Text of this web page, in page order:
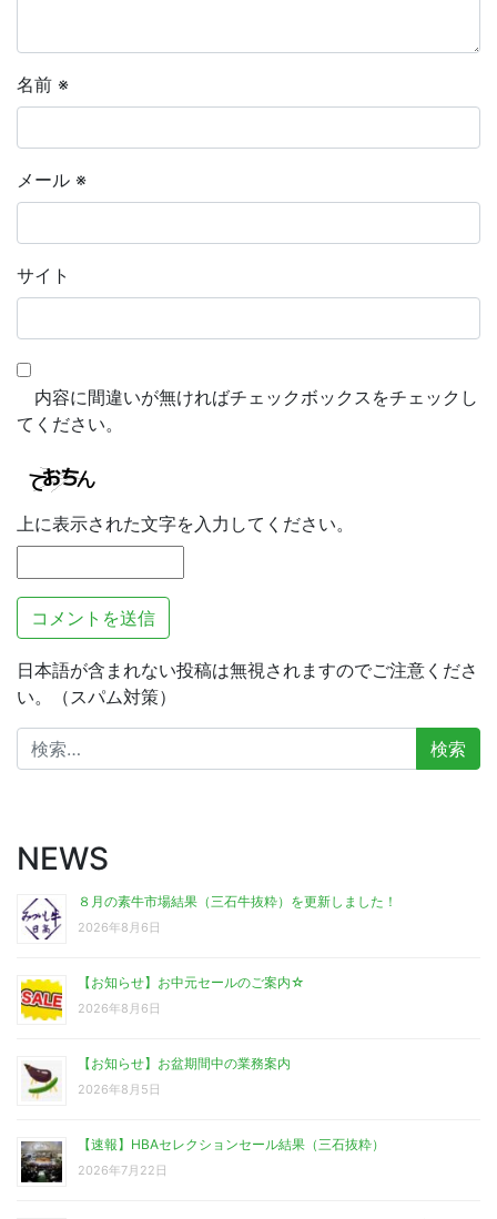
名前 ※
メール ※
サイト
内容に間違いが無ければチェックボックスをチェックし
てください。
上に表示された文字を入力してください。
日本語が含まれない投稿は無視されますのでご注意くださ
い。（スパム対策）
検
索:
NEWS
８月の素牛市場結果（三石牛抜粋）を更新しました！
2026年8月6日
【お知らせ】お中元セールのご案内☆
2026年8月6日
【お知らせ】お盆期間中の業務案内
2026年8月5日
【速報】HBAセレクションセール結果（三石抜粋）
2026年7月22日